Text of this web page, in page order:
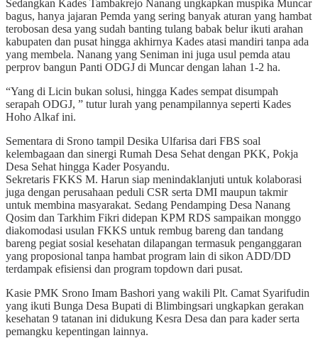
Sedangkan Kades Tambakrejo Nanang ungkapkan muspika Muncar
bagus, hanya jajaran Pemda yang sering banyak aturan yang hambat
terobosan desa yang sudah banting tulang babak belur ikuti arahan
kabupaten dan pusat hingga akhirnya Kades atasi mandiri tanpa ada
yang membela. Nanang yang Seniman ini juga usul pemda atau
perprov bangun Panti ODGJ di Muncar dengan lahan 1-2 ha.
“Yang di Licin bukan solusi, hingga Kades sempat disumpah
serapah ODGJ, ” tutur lurah yang penampilannya seperti Kades
Hoho Alkaf ini.
Sementara di Srono tampil Desika Ulfarisa dari FBS soal
kelembagaan dan sinergi Rumah Desa Sehat dengan PKK, Pokja
Desa Sehat hingga Kader Posyandu.
Sekretaris FKKS M. Harun siap menindaklanjuti untuk kolaborasi
juga dengan perusahaan peduli CSR serta DMI maupun takmir
untuk membina masyarakat. Sedang Pendamping Desa Nanang
Qosim dan Tarkhim Fikri didepan KPM RDS sampaikan monggo
diakomodasi usulan FKKS untuk rembug bareng dan tandang
bareng pegiat sosial kesehatan dilapangan termasuk penganggaran
yang proposional tanpa hambat program lain di sikon ADD/DD
terdampak efisiensi dan program topdown dari pusat.
Kasie PMK Srono Imam Bashori yang wakili Plt. Camat Syarifudin
yang ikuti Bunga Desa Bupati di Blimbingsari ungkapkan gerakan
kesehatan 9 tatanan ini didukung Kesra Desa dan para kader serta
pemangku kepentingan lainnya.